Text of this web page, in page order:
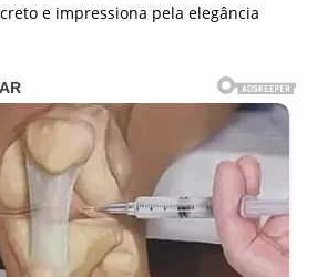
e impressiona pela elegância